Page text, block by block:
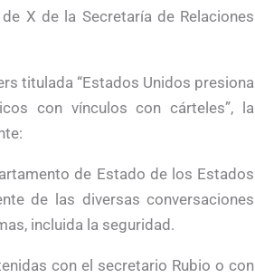
X de la Secretaría de Relaciones
titulada “Estados Unidos presiona
con vínculos con cárteles”, la
de Estado de los Estados
de las diversas conversaciones
incluida la seguridad.
con el secretario Rubio o con